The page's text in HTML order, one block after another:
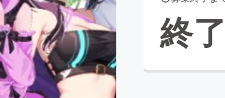
Social GoodCAMPFIRE Creation
るさと納税machi-yaコミュニティ 終了